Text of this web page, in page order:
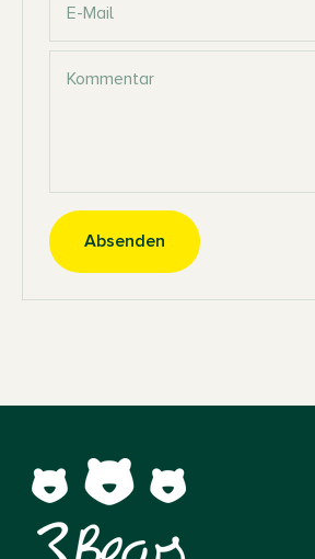
E-Mail
Kommentar
Absenden